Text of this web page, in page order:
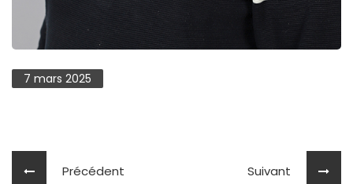
7 mars 2025
Précédent Suivant